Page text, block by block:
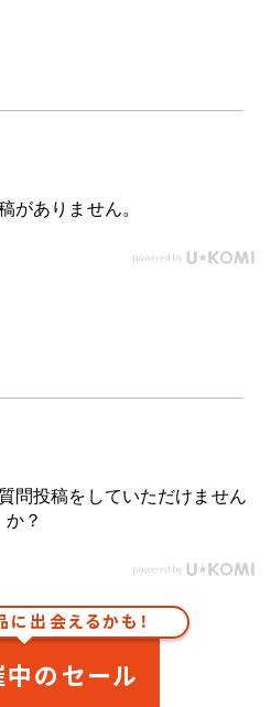
がありません。
問投稿をしていただけません
か？
出会えるかも！
中のセール